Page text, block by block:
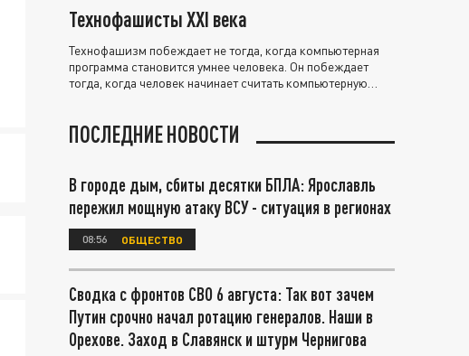
Технофашисты XXI века
Технофашизм побеждает не тогда, когда компьютерная
программа становится умнее человека. Он побеждает
тогда, когда человек начинает считать компьютерную
ПОСЛЕДНИЕ НОВОСТИ
В городе дым, сбиты десятки БПЛА: Ярославль
пережил мощную атаку ВСУ - ситуация в регионах
08:56 ОБЩЕСТВО
Сводка с фронтов СВО 6 августа: Так вот зачем
Путин срочно начал ротацию генералов. Наши в
Орехове. Заход в Славянск и штурм Чернигова